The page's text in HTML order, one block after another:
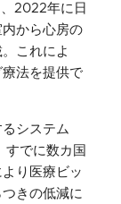
2022年に日
から心房の
これによ
法を提供で
システム
でに数カ国
り医療ビッ
きの低減に